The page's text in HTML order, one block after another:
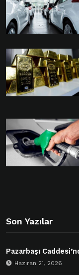
Son Yazılar
Pazarbaşı
Haziran 21, 2026